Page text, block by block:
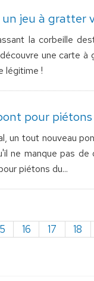
jeu à gratter
la corbeille
une carte à
légitime !
pour
un tout nouveau
ne manque pas
piétons du...
16 17 18